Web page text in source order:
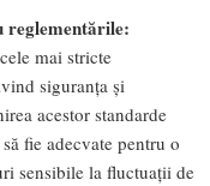
reglementările:
mai stricte
siguranța și
acestor standarde
fie adecvate pentru o
sensibile la fluctuații de